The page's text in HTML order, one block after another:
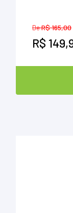
DeR$ 165,00
R$